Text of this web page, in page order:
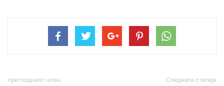
претходниот член, Следната статија